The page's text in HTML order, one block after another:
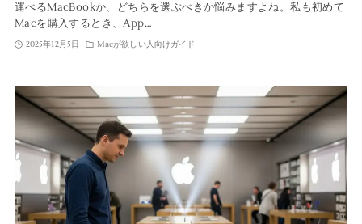
運べるMacBookか、どちらを選ぶべきか悩みますよね。私も初めて
Macを購入するとき、App…
2025年12月5日 Macが欲しい人向けガイド